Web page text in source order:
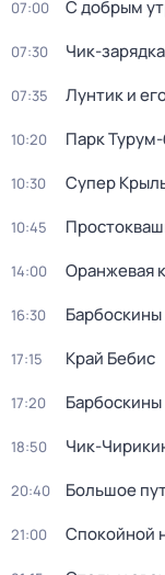
07:00 С добрым
07:30 Чик-зарядка
07:35 Лунтик и
10:20 Парк
10:30 Супер
10:45
14:00 Оранжевая
16:30 Барбоскины
17:15 Край Бебис
17:20 Барбоскины
18:50 Чик-
20:40 Большое
21:00 Спокойной